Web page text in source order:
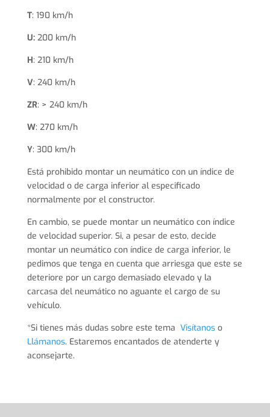
T: 190 km/h
U: 200 km/h
H: 210 km/h
V: 240 km/h
ZR: > 240 km/h
W: 270 km/h
Y: 300 km/h
Está prohibido montar un neumático con un índice de
velocidad o de carga inferior al especificado
normalmente por el constructor.
En cambio, se puede montar un neumático con índice
de velocidad superior. Si, a pesar de esto, decide
montar un neumático con índice de carga inferior, le
pedimos que tenga en cuenta que arriesga que este se
deteriore por un cargo demasiado elevado y la
carcasa del neumático no aguante el cargo de su
vehículo.
*Si tienes más dudas sobre este tema Visítanoso
Llámanos. Estaremos encantados de atenderte y
aconsejarte.